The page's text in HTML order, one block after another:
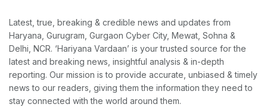
Latest, true, breaking & credible news and updates from
Haryana, Gurugram, Gurgaon Cyber City, Mewat, Sohna &
Delhi, NCR. ‘Hariyana Vardaan’ is your trusted source for the
latest and breaking news, insightful analysis & in-depth
reporting. Our mission is to provide accurate, unbiased & timely
news to our readers, giving them the information they need to
stay connected with the world around them.